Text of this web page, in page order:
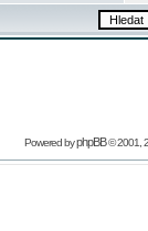
Powered byphpBB© 2001,